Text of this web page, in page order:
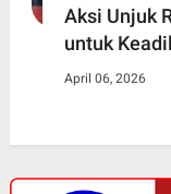
Aksi Unjuk
untuk
April 06, 2026